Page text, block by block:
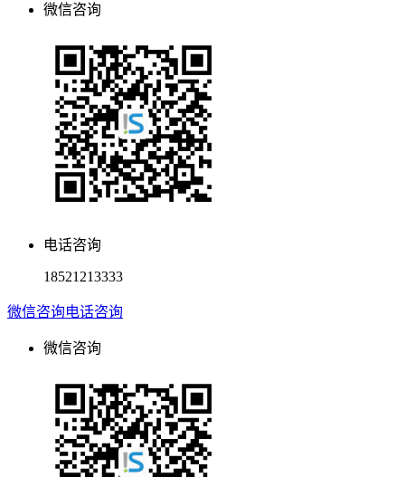
微信咨询
电话咨询
18521213333
微信咨询电话咨询
微信咨询